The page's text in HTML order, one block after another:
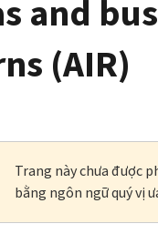
and
(AIR)
Trang này chưa được
bằng ngôn ngữ quý vị